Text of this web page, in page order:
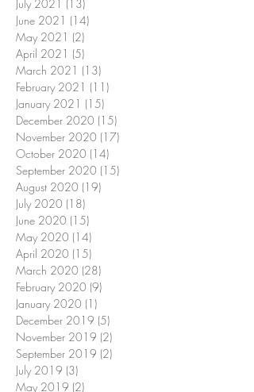
July 2021 (13)
June 2021 (14)
May 2021 (2)
April 2021 (5)
March 2021 (13)
February 2021 (11)
January 2021 (15)
December 2020 (15)
November 2020 (17)
October 2020 (14)
September 2020 (15)
August 2020 (19)
July 2020 (18)
June 2020 (15)
May 2020 (14)
April 2020 (15)
March 2020 (28)
February 2020 (9)
January 2020 (1)
December 2019 (5)
November 2019 (2)
September 2019 (2)
July 2019 (3)
May 2019 (2)